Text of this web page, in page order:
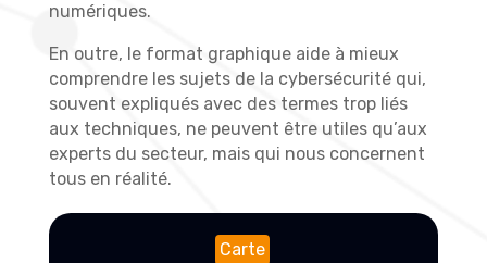
numériques.
En outre, le format graphique aide à mieux
comprendre les sujets de la cybersécurité qui,
souvent expliqués avec des termes trop liés
aux techniques, ne peuvent être utiles qu’aux
experts du secteur, mais qui nous concernent
tous en réalité.
Carte